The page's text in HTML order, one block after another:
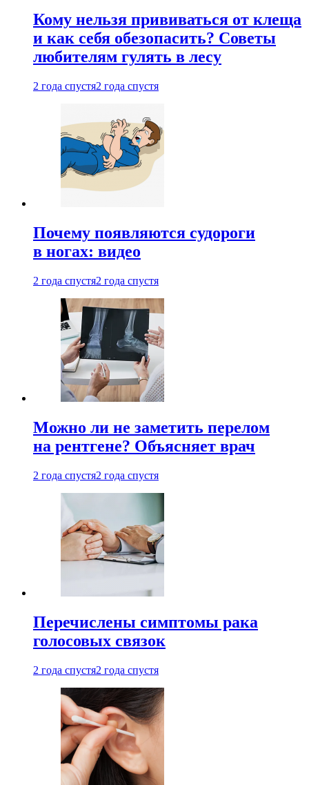
Кому нельзя прививаться от клеща
и как себя обезопасить? Советы
любителям гулять в лесу
2 года спустя2 года спустя
Почему появляются судороги
в ногах: видео
2 года спустя2 года спустя
Можно ли не заметить перелом
на рентгене? Объясняет врач
2 года спустя2 года спустя
Перечислены симптомы рака
голосовых связок
2 года спустя2 года спустя